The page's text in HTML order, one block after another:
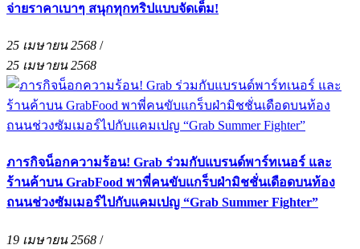
จ่ายราคาเบาๆ สนุกทุกทริปแบบจัดเต็ม!
25 เมษายน 2568 /
25 เมษายน 2568
ภารกิจน็อกความร้อน! Grab ร่วมกับแบรนด์พาร์ทเนอร์ และ
ร้านค้าบน GrabFood พาพี่คนขับแกร็บฝ่ามิชชั่นเดือดบนท้อง
ถนนช่วงซัมเมอร์ไปกับแคมเปญ “Grab Summer Fighter”
19 เมษายน 2568 /